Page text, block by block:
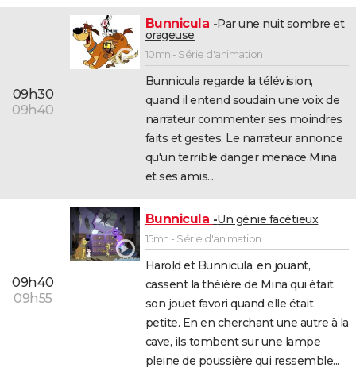
09h30
09h40
Bunnicula Par une nuit sombre et
orageuse
10mn - Série d'animation
Bunnicula regarde la télévision,
quand il entend soudain une voix de
narrateur commenter ses moindres
faits et gestes. Le narrateur annonce
qu'un terrible danger menace Mina
et ses amis...
09h40
09h55
Bunnicula Un génie facétieux
15mn - Série d'animation
Harold et Bunnicula, en jouant,
cassent la théière de Mina qui était
son jouet favori quand elle était
petite. En en cherchant une autre à la
cave, ils tombent sur une lampe
pleine de poussière qui ressemble...